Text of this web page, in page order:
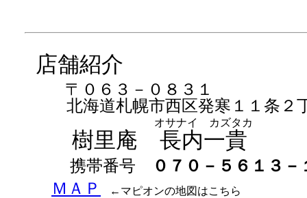
店舗紹介
〒０６３－０８３１
ＭＡＰ ←マピオンの地図はこちら
北海道札幌市西区発寒１１条２
オサナイ カズタカ
樹里庵 長内一貴
携帯番号 ０７０－５６１３－